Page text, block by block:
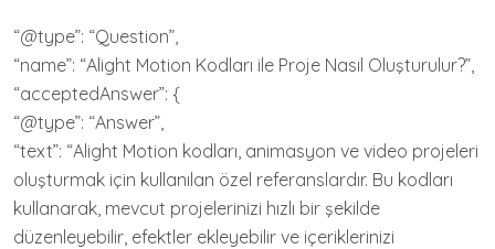
“@type”: “Question”,
“name”: “Alight Motion Kodları ile Proje Nasıl Oluşturulur?”,
“acceptedAnswer”: {
“@type”: “Answer”,
“text”: “Alight Motion kodları, animasyon ve video projeleri
oluşturmak için kullanılan özel referanslardır. Bu kodları
kullanarak, mevcut projelerinizi hızlı bir şekilde
düzenleyebilir, efektler ekleyebilir ve içeriklerinizi